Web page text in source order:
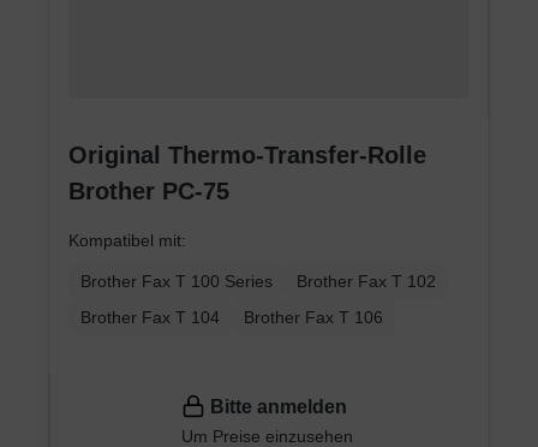
Original Thermo-Transfer-Rolle
Brother PC-75
Kompatibel mit:
Brother Fax T 100 Series
Brother Fax T 102
Brother Fax T 104
Brother Fax T 106
Bitte anmelden
Um Preise einzusehen